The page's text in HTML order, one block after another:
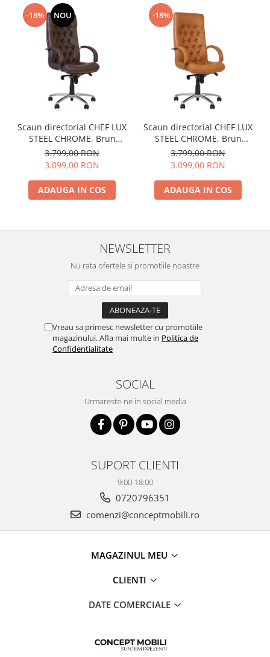
-18% NOU
Scaun directorial CHEF LUX
STEEL CHROME, Brun
inchis, piele naturala
3.799,00 RON
3.099,00 RON
ADAUGA IN COS
-18%
Scaun directorial CHEF LUX
STEEL CHROME, Brun
deschis, piele naturala
3.799,00 RON
3.099,00 RON
ADAUGA IN COS
NEWSLETTER
Nu rata ofertele si promotiile noastre
Vreau sa primesc newsletter cu promotiile
magazinului. Afla mai multe in Politica de
Confidentialitate
SOCIAL
Urmareste-ne in social media
SUPORT CLIENTI
9:00-18:00
0720796351
comenzi@conceptmobili.ro
MAGAZINUL MEU
CLIENTI
DATE COMERCIALE